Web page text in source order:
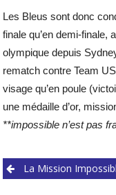
Les Bleus sont donc
finale qu’en demi-finale,
olympique depuis
rematch contre Team
visage qu’en poule
une médaille d’or,
**impossible n’est pas
PostLa Mission Impossible Des Bleus